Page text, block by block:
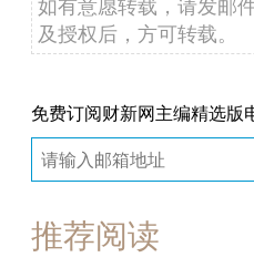
如有意愿转载，请发邮
及授权后，方可转载。
免费订阅财新网主编精选版
推荐阅读